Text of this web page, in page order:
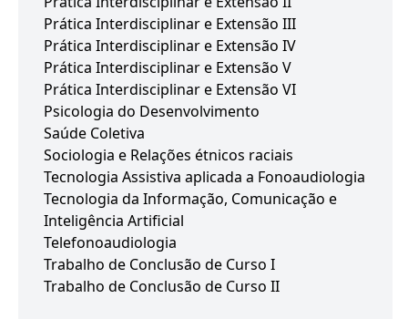
Prática Interdisciplinar e Extensão III
Prática Interdisciplinar e Extensão IV
Prática Interdisciplinar e Extensão V
Prática Interdisciplinar e Extensão VI
Psicologia do Desenvolvimento
Saúde Coletiva
Sociologia e Relações étnicos raciais
Tecnologia Assistiva aplicada a Fonoaudiologia
Tecnologia da Informação, Comunicação e
Inteligência Artificial
Telefonoaudiologia
Trabalho de Conclusão de Curso I
Trabalho de Conclusão de Curso II